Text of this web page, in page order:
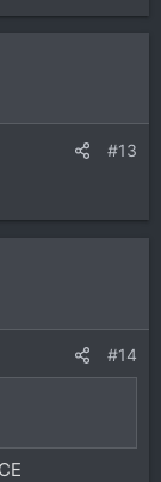
#13
#14